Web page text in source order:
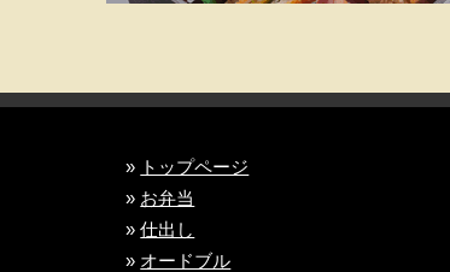
» トップページ
» お弁当
»仕出し
» オードブル